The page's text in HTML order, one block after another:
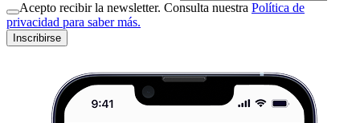
Acepto recibir la newsletter. Consulta nuestra Política de
privacidad para saber más.
Inscribirse